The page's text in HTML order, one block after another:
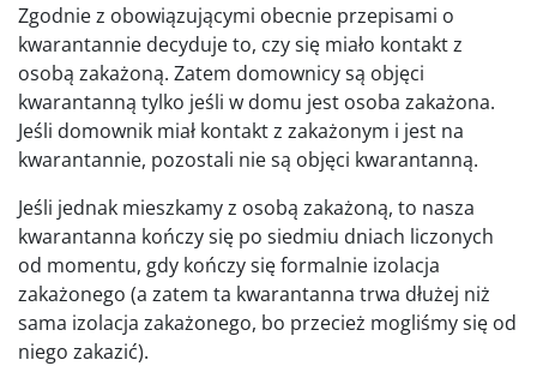
Zgodnie z obowiązującymi obecnie przepisami o
kwarantannie decyduje to, czy się miało kontakt z
osobą zakażoną. Zatem domownicy są objęci
kwarantanną tylko jeśli w domu jest osoba zakażona.
Jeśli domownik miał kontakt z zakażonym i jest na
kwarantannie, pozostali nie są objęci kwarantanną.
Jeśli jednak mieszkamy z osobą zakażoną, to nasza
kwarantanna kończy się po siedmiu dniach liczonych
od momentu, gdy kończy się formalnie izolacja
zakażonego (a zatem ta kwarantanna trwa dłużej niż
sama izolacja zakażonego, bo przecież mogliśmy się od
niego zakazić).